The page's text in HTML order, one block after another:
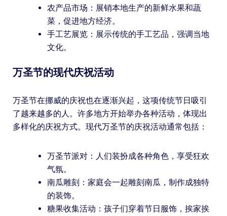
农产品市场：展销本地生产的新鲜水果和蔬
菜，促进地方经济。
手工艺展览：展示传统的手工艺品，强调当地
文化。
万圣节的现代庆祝活动
万圣节在挪威的庆祝也在逐渐兴起，这项传统节日吸引
了越来越多的人。许多地方开始举办各种活动，体现出
多样化的庆祝方式。现代万圣节的庆祝活动通常包括：
万圣节派对：人们装扮成各种角色，享受狂欢
气氛。
南瓜雕刻：家庭会一起雕刻南瓜，制作成独特
的装饰。
糖果收集活动：孩子们穿着节日服饰，挨家挨